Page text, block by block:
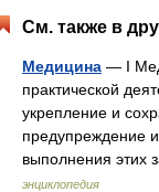
См. также в
Медицина — I
практической
укрепление и
предупреждение
выполнения этих
энциклопедия